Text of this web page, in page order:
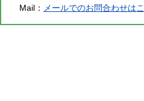
Mail： メールでのお問合わせは